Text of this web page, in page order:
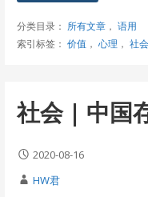
分类目录： 所有文章， 语用
索引标签： 价值， 心理， 社会
社会 | 中国
2020-08-16
HW君